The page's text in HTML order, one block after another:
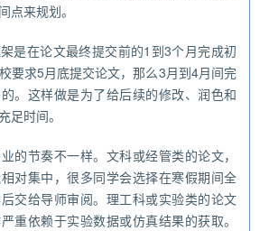
点来规划。
是在论文最终提交前的1到3个月完成初
要求5月底提交论文，那么3月到4月间完
。这样做是为了给后续的修改、润色和
足时间。
的节奏不一样。文科或经管类的论文，
对集中，很多同学会选择在寒假期间全
交给导师审阅。理工科或实验类的论文
重依赖于实验数据或仿真结果的获取。